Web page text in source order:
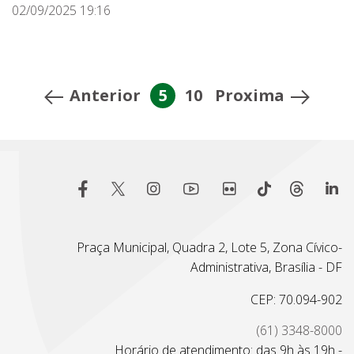
02/09/2025 19:16
Anterior 5 10 Proxima
Praça Municipal, Quadra 2, Lote 5, Zona Cívico-
Administrativa, Brasília - DF
CEP: 70.094-902
(61) 3348-8000
Horário de atendimento: das 9h às 19h -